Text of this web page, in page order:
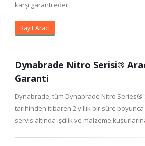
karşı garanti eder.
Kayıt Aracı
Dynabrade Nitro Serisi®
Garanti
Dynabrade, tüm Dynabrade Nitro Series®
tarihinden itibaren 2 yıllık bir süre
servis altında işçilik ve malzeme